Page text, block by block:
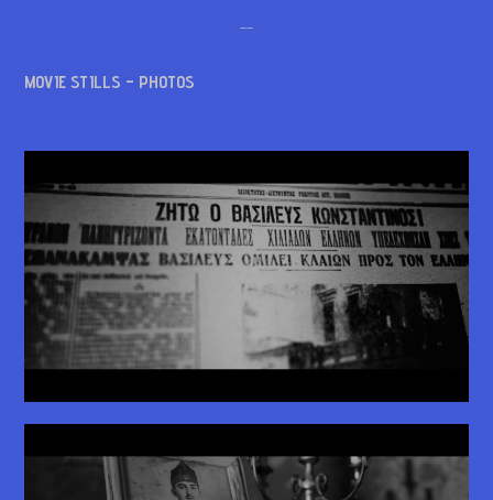
MOVIE STILLS – PHOTOS